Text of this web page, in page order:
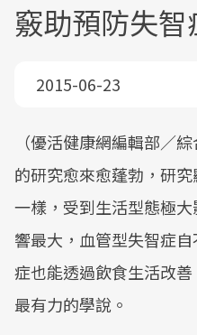
竅助預防失智
2015-06-23
（優活健康網編輯部／
的研究愈來愈蓬勃，研
一樣，受到生活型態極
響最大，血管型失智症
症也能透過飲食生活改
最有力的學說。